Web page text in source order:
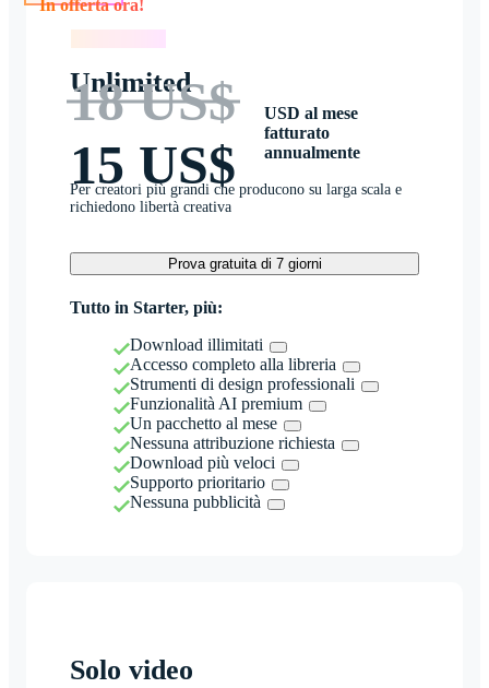
Unlimited
18 US$
15 US$
USD al mese
fatturato
annualmente
Per creatori più grandi che producono su larga scala e
richiedono libertà creativa
Prova gratuita di 7 giorni
Tutto in Starter, più:
Download illimitati
Accesso completo alla libreria
Strumenti di design professionali
Funzionalità AI premium
Un pacchetto al mese
Nessuna attribuzione richiesta
Download più veloci
Supporto prioritario
Nessuna pubblicità
Solo video